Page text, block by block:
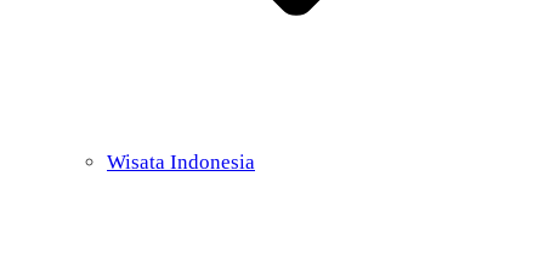
Wisata Indonesia